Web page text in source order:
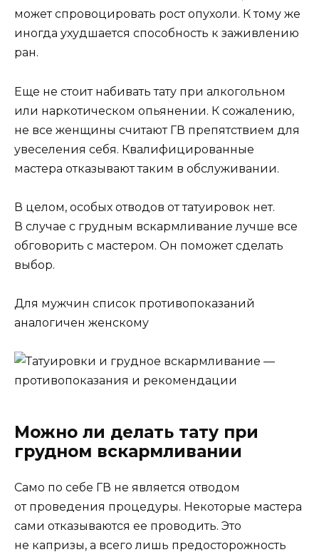
может спровоцировать рост опухоли. К тому же
иногда ухудшается способность к заживлению
ран.
Еще не стоит набивать тату при алкогольном
или наркотическом опьянении. К сожалению,
не все женщины считают ГВ препятствием для
увеселения себя. Квалифицированные
мастера отказывают таким в обслуживании.
В целом, особых отводов от татуировок нет.
В случае с грудным вскармливание лучше все
обговорить с мастером. Он поможет сделать
выбор.
Для мужчин список противопоказаний
аналогичен женскому
Можно ли делать тату при
грудном вскармливании
Само по себе ГВ не является отводом
от проведения процедуры. Некоторые мастера
сами отказываются ее проводить. Это
не капризы, а всего лишь предосторожность